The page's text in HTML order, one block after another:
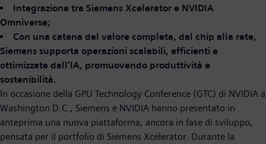
Integrazione tra Siemens Xcelerator e NVIDIA
Omniverse;
Con una catena del valore completa, dal chip alla rete,
Siemens supporta operazioni scalabili, efficienti e
ottimizzate dall’IA, promuovendo produttività e
sostenibilità.
In occasione della GPU Technology Conference (GTC) di NVIDIA a
Washington D.C., Siemens e NVIDIA hanno presentato in
anteprima una nuova piattaforma, ancora in fase di sviluppo,
pensata per il portfolio di Siemens Xcelerator. Durante la